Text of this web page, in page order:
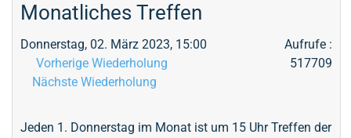
Monatliches Treffen
Donnerstag, 02. März 2023, 15:00
Vorherige Wiederholung
Nächste Wiederholung
Aufrufe :
517709
Jeden 1. Donnerstag im Monat ist um 15 Uhr Treffen der